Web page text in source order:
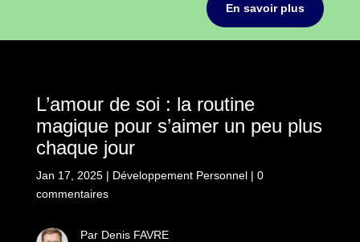
En savoir plus
L’amour de soi : la routine
magique pour s’aimer un peu plus
chaque jour
Jan 17, 2025| Développement Personnel| 0
commentaires
Par Denis FAVRE